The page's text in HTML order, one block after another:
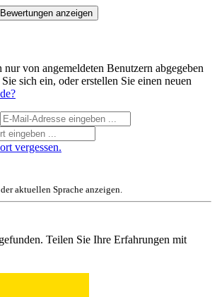
Bewertungen anzeigen
von angemeldeten Benutzern abgegeben
sich ein, oder erstellen Sie einen neuen
vergessen.
aktuellen Sprache anzeigen.
Teilen Sie Ihre Erfahrungen mit